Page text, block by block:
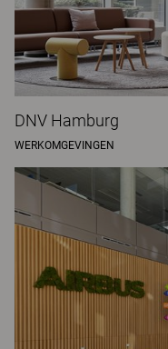
DNV Hamburg
WERKOMGEVINGEN